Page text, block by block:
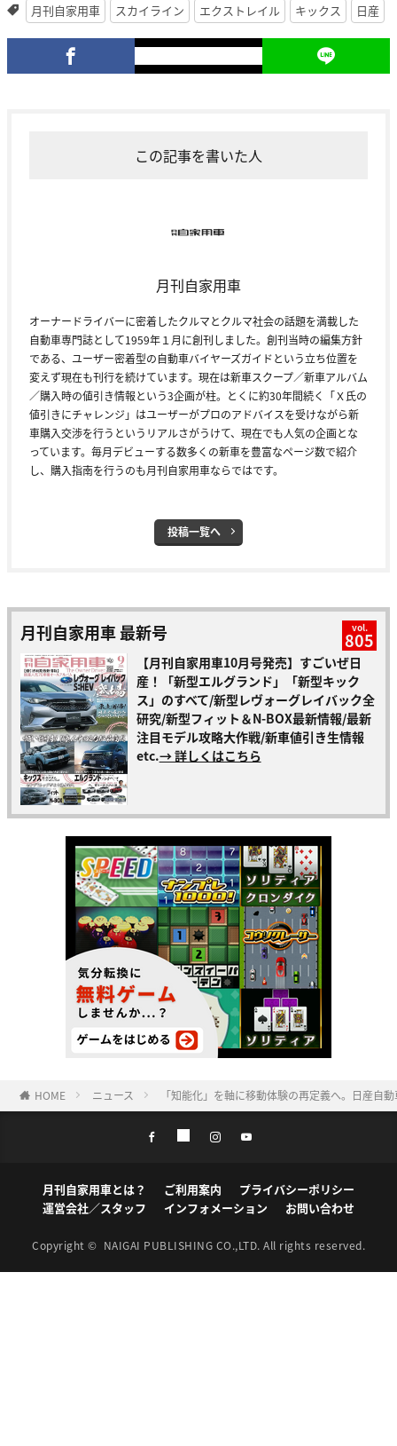
月刊自家用車
スカイライン エクストレイル キックス 日産
この記事を書いた人
月刊自家用車
オーナードライバーに密着したクルマとクルマ社会の話題を満載した
自動車専門誌として1959年１月に創刊しました。創刊当時の編集方針
である、ユーザー密着型の自動車バイヤーズガイドという立ち位置を
変えず現在も刊行を続けています。現在は新車スクープ／新車アルバム
／購入時の値引き情報という3企画が柱。とくに約30年間続く「Ｘ氏の
値引きにチャレンジ」はユーザーがプロのアドバイスを受けながら新
車購入交渉を行うというリアルさがうけて、現在でも人気の企画とな
っています。毎月デビューする数多くの新車を豊富なページ数で紹介
し、購入指南を行うのも月刊自家用車ならではです。
投稿一覧へ
月刊自家用車 最新号 vol.
805
【月刊自家用車10月号発売】すごいぜ日
産！「新型エルグランド」「新型キック
ス」のすべて/新型レヴォーグレイバック全
研究/新型フィット＆N-BOX最新情報/最新
注目モデル攻略大作戦/新車値引き生情報
etc.→ 詳しくはこちら
HOME ニュース 「知能化」を軸に移動体験の再定義へ。日産自
月刊自家用車とは？ ご利用案内
プライバシーポリシー
運営会社／スタッフ
インフォメーション お問い合わせ
Copyright © NAIGAI PUBLISHING CO.,LTD. All rights reserved.